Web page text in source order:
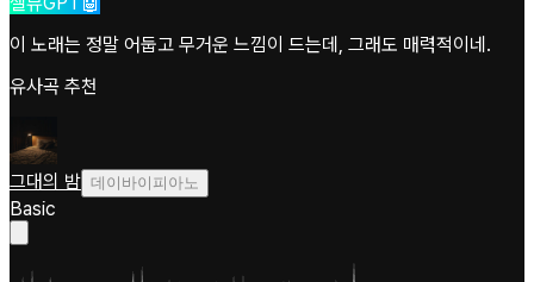
이 노래는 정말 어둡고 무거운 느낌이 드는데, 그래도 매력적이네.
유사곡 추천
그대의 밤 데이바이피아노
Basic